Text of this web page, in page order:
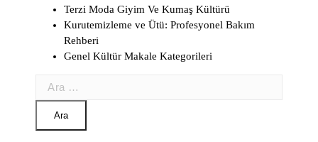
Terzi Moda Giyim Ve Kumaş Kültürü
Kurutemizleme ve Ütü: Profesyonel Bakım
Rehberi
Genel Kültür Makale Kategorileri
Arama: